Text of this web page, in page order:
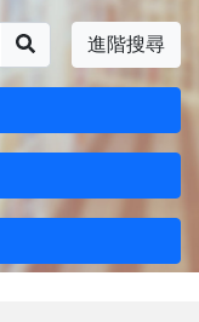
進階搜尋